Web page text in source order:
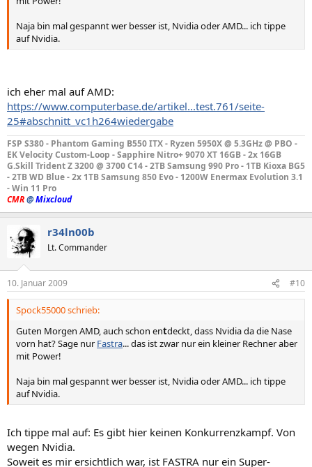
Naja bin mal gespannt wer besser ist, Nvidia oder AMD... ich tippe
auf Nvidia.
ich eher mal auf AMD:
https://www.computerbase.de/artikel...test.761/seite-
25#abschnitt_vc1h264wiedergabe
FSP S380 - Phantom Gaming B550 ITX - Ryzen 5950X @ 5.3GHz @ PBO -
EK Velocity Custom-Loop - Sapphire Nitro+ 9070 XT 16GB - 2x 16GB
G.Skill Trident Z 3200 @ 3700 C14 - 2TB Samsung 990 Pro - 1TB Kioxa BG5
- 2TB WD Blue - 2x 1TB Samsung 850 Evo - 1200W Enermax Evolution 3.1
- Win 11 Pro
CMR@Mixcloud
r34ln00b
Lt. Commander
10. Januar 2009 #10
Spock55000 schrieb:
Guten Morgen AMD, auch schon entdeckt, dass Nvidia da die Nase
vorn hat? Sage nur Fastra... das ist zwar nur ein kleiner Rechner aber
mit Power!
Naja bin mal gespannt wer besser ist, Nvidia oder AMD... ich tippe
auf Nvidia.
Ich tippe mal auf: Es gibt hier keinen Konkurrenzkampf. Von
wegen Nvidia.
Soweit es mir ersichtlich war, ist FASTRA nur ein Super-